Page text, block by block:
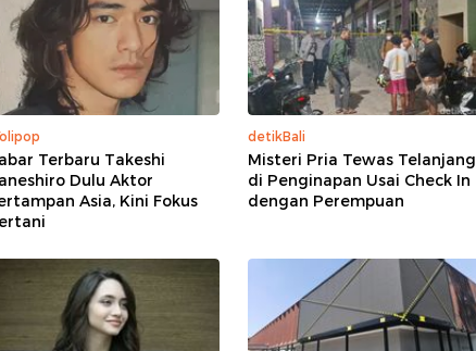
Terbaru Takeshi
Dulu Aktor
Asia, Kini Fokus
detikBali
Misteri Pria Tewas Telanjang
di Penginapan Usai Check In
dengan Perempuan